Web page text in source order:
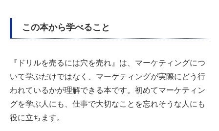
この本から学べること
『ドリルを売るには穴を売れ』は、マーケティングにつ
いて学ぶだけではなく、マーケティングが実際にどう行
われているかが理解できる本です。初めてマーケティン
グを学ぶ人にも、仕事で大切なことを忘れそうな人にも
役に立ちます。